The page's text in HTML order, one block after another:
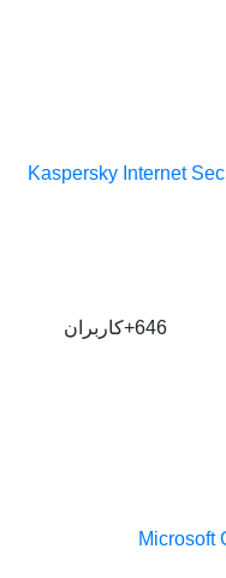
Kaspersky Internet
646+ کاربران